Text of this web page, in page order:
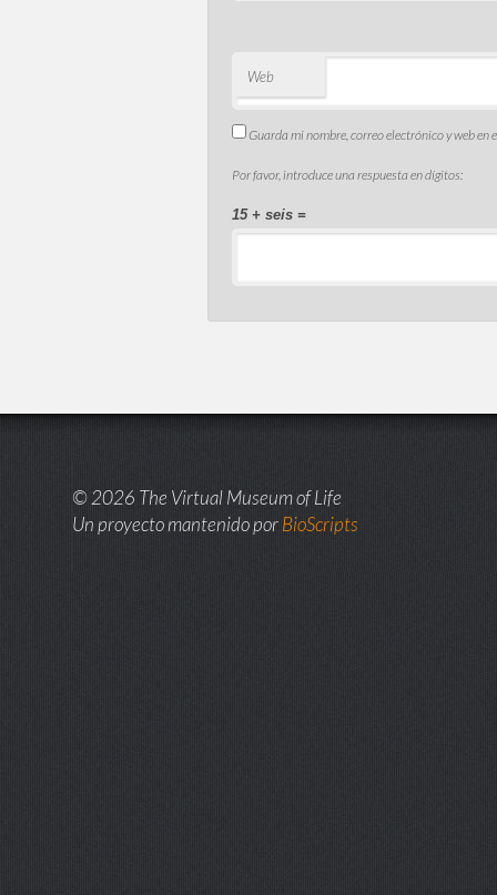
Web
Guarda mi nombre, correo electrónico y web en
Por favor, introduce una respuesta en dígitos:
15 + seis =
© 2026 The Virtual Museum of Life
Un proyecto mantenido porBioScripts